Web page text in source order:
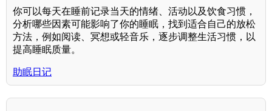
你可以每天在睡前记录当天的情绪、活动以及饮食习惯，
分析哪些因素可能影响了你的睡眠，找到适合自己的放松
方法，例如阅读、冥想或轻音乐，逐步调整生活习惯，以
提高睡眠质量。
助眠日记